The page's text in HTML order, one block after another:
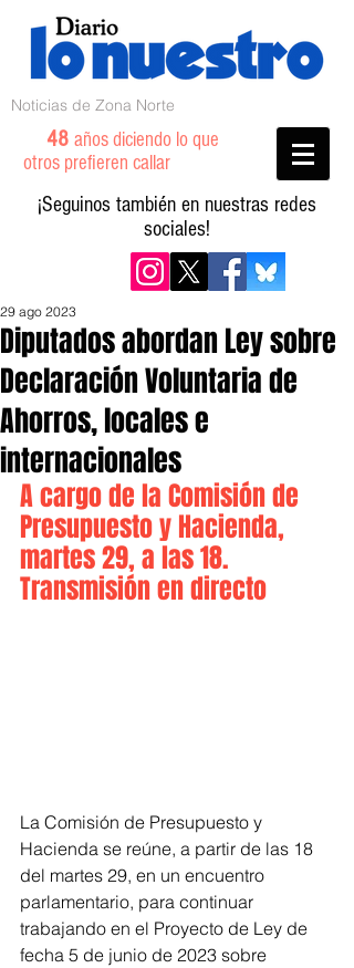
Noticias de Zona Norte
48 años diciendo lo que
otros prefieren callar
¡Seguinos también en nuestras redes
sociales!
Diputados abordan Ley sobre
Declaración Voluntaria de
Ahorros, locales e
internacionales
29 ago 2023
A cargo de la Comisión de
Presupuesto y Hacienda,
martes 29, a las 18.
Transmisión en directo
La Comisión de Presupuesto y
Hacienda se reúne, a partir de las 18
del martes 29, en un encuentro
parlamentario, para continuar
trabajando en el Proyecto de Ley de
fecha 5 de junio de 2023 sobre